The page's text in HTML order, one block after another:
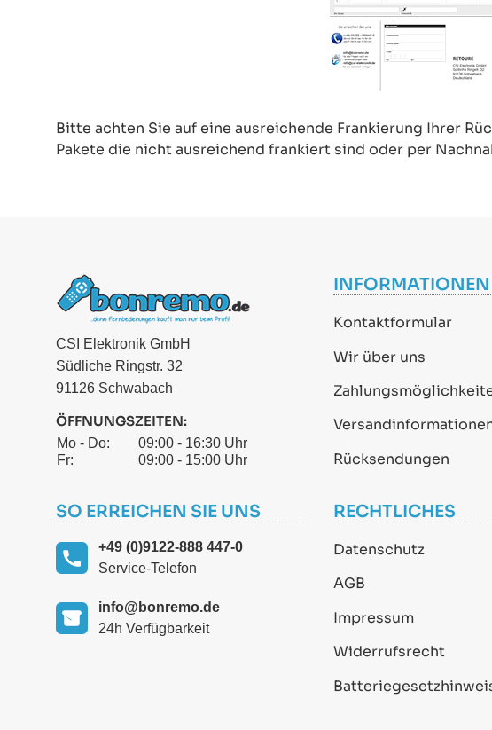
Bitte achten Sie auf eine ausreichende Frankierung Ihrer
Pakete die nicht ausreichend frankiert sind oder per
CSI Elektronik GmbH
Südliche Ringstr. 32
91126 Schwabach
ÖFFNUNGSZEITEN:
Mo - Do:
09:00 - 16:30 Uhr
Fr:
09:00 - 15:00 Uhr
INFORMATIONEN
Kontaktformular
Wir über uns
Rücksendungen
SO ERREICHEN SIE UNS
+49 (0)9122-888 447-0
Service-Telefon
info@bonremo.de
24h Verfügbarkeit
RECHTLICHES
Datenschutz
AGB
Impressum
Widerrufsrecht